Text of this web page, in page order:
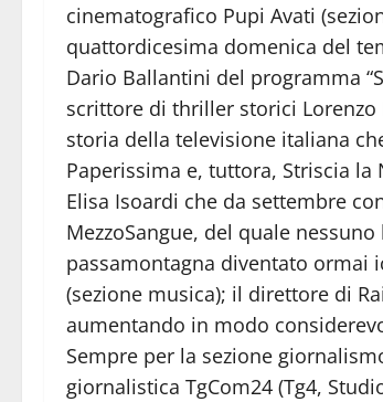
cinematografico Pupi Avati
quattordicesima domenica del
Dario Ballantini del programma
scrittore di thriller storici
storia della televisione italiana
Paperissima e, tuttora, Striscia
Elisa Isoardi che da settembre
MezzoSangue, del quale
passamontagna diventato ormai
(sezione musica); il direttore di
aumentando in modo
Sempre per la sezione
giornalistica TgCom24 (Tg4,